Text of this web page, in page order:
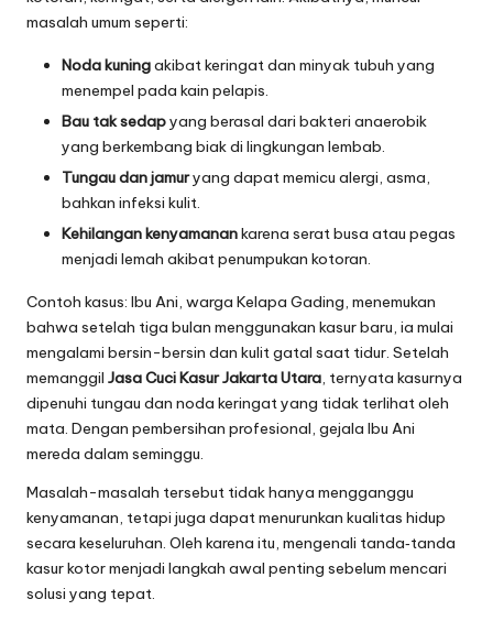
masalah umum seperti:
Noda kuningakibat keringat dan minyak tubuh yang
menempel pada kain pelapis.
Bau tak sedapyang berasal dari bakteri anaerobik
yang berkembang biak di lingkungan lembab.
Tungau dan jamuryang dapat memicu alergi, asma,
bahkan infeksi kulit.
Kehilangan kenyamanankarena serat busa atau pegas
menjadi lemah akibat penumpukan kotoran.
Contoh kasus: Ibu Ani, warga Kelapa Gading, menemukan
bahwa setelah tiga bulan menggunakan kasur baru, ia mulai
mengalami bersin-bersin dan kulit gatal saat tidur. Setelah
memanggil Jasa Cuci Kasur Jakarta Utara, ternyata kasurnya
dipenuhi tungau dan noda keringat yang tidak terlihat oleh
mata. Dengan pembersihan profesional, gejala Ibu Ani
mereda dalam seminggu.
Masalah-masalah tersebut tidak hanya mengganggu
kenyamanan, tetapi juga dapat menurunkan kualitas hidup
secara keseluruhan. Oleh karena itu, mengenali tanda‑tanda
kasur kotor menjadi langkah awal penting sebelum mencari
solusi yang tepat.